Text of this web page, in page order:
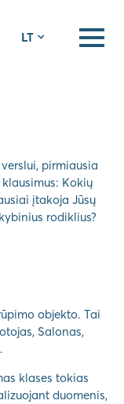
LT
pirmiausia
Kokių
įtakoja Jūsų
rodiklius?
objekto. Tai
Salonas,
klases tokias
duomenis,